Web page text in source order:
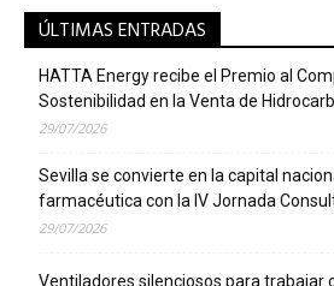
ÚLTIMAS ENTRADAS
HATTA Energy recibe el Premio al
Sostenibilidad en la Venta de
29/07/2026
Sevilla se convierte en la capital
farmacéutica con la IV Jornada
29/07/2026
Ventiladores silenciosos para trabajar